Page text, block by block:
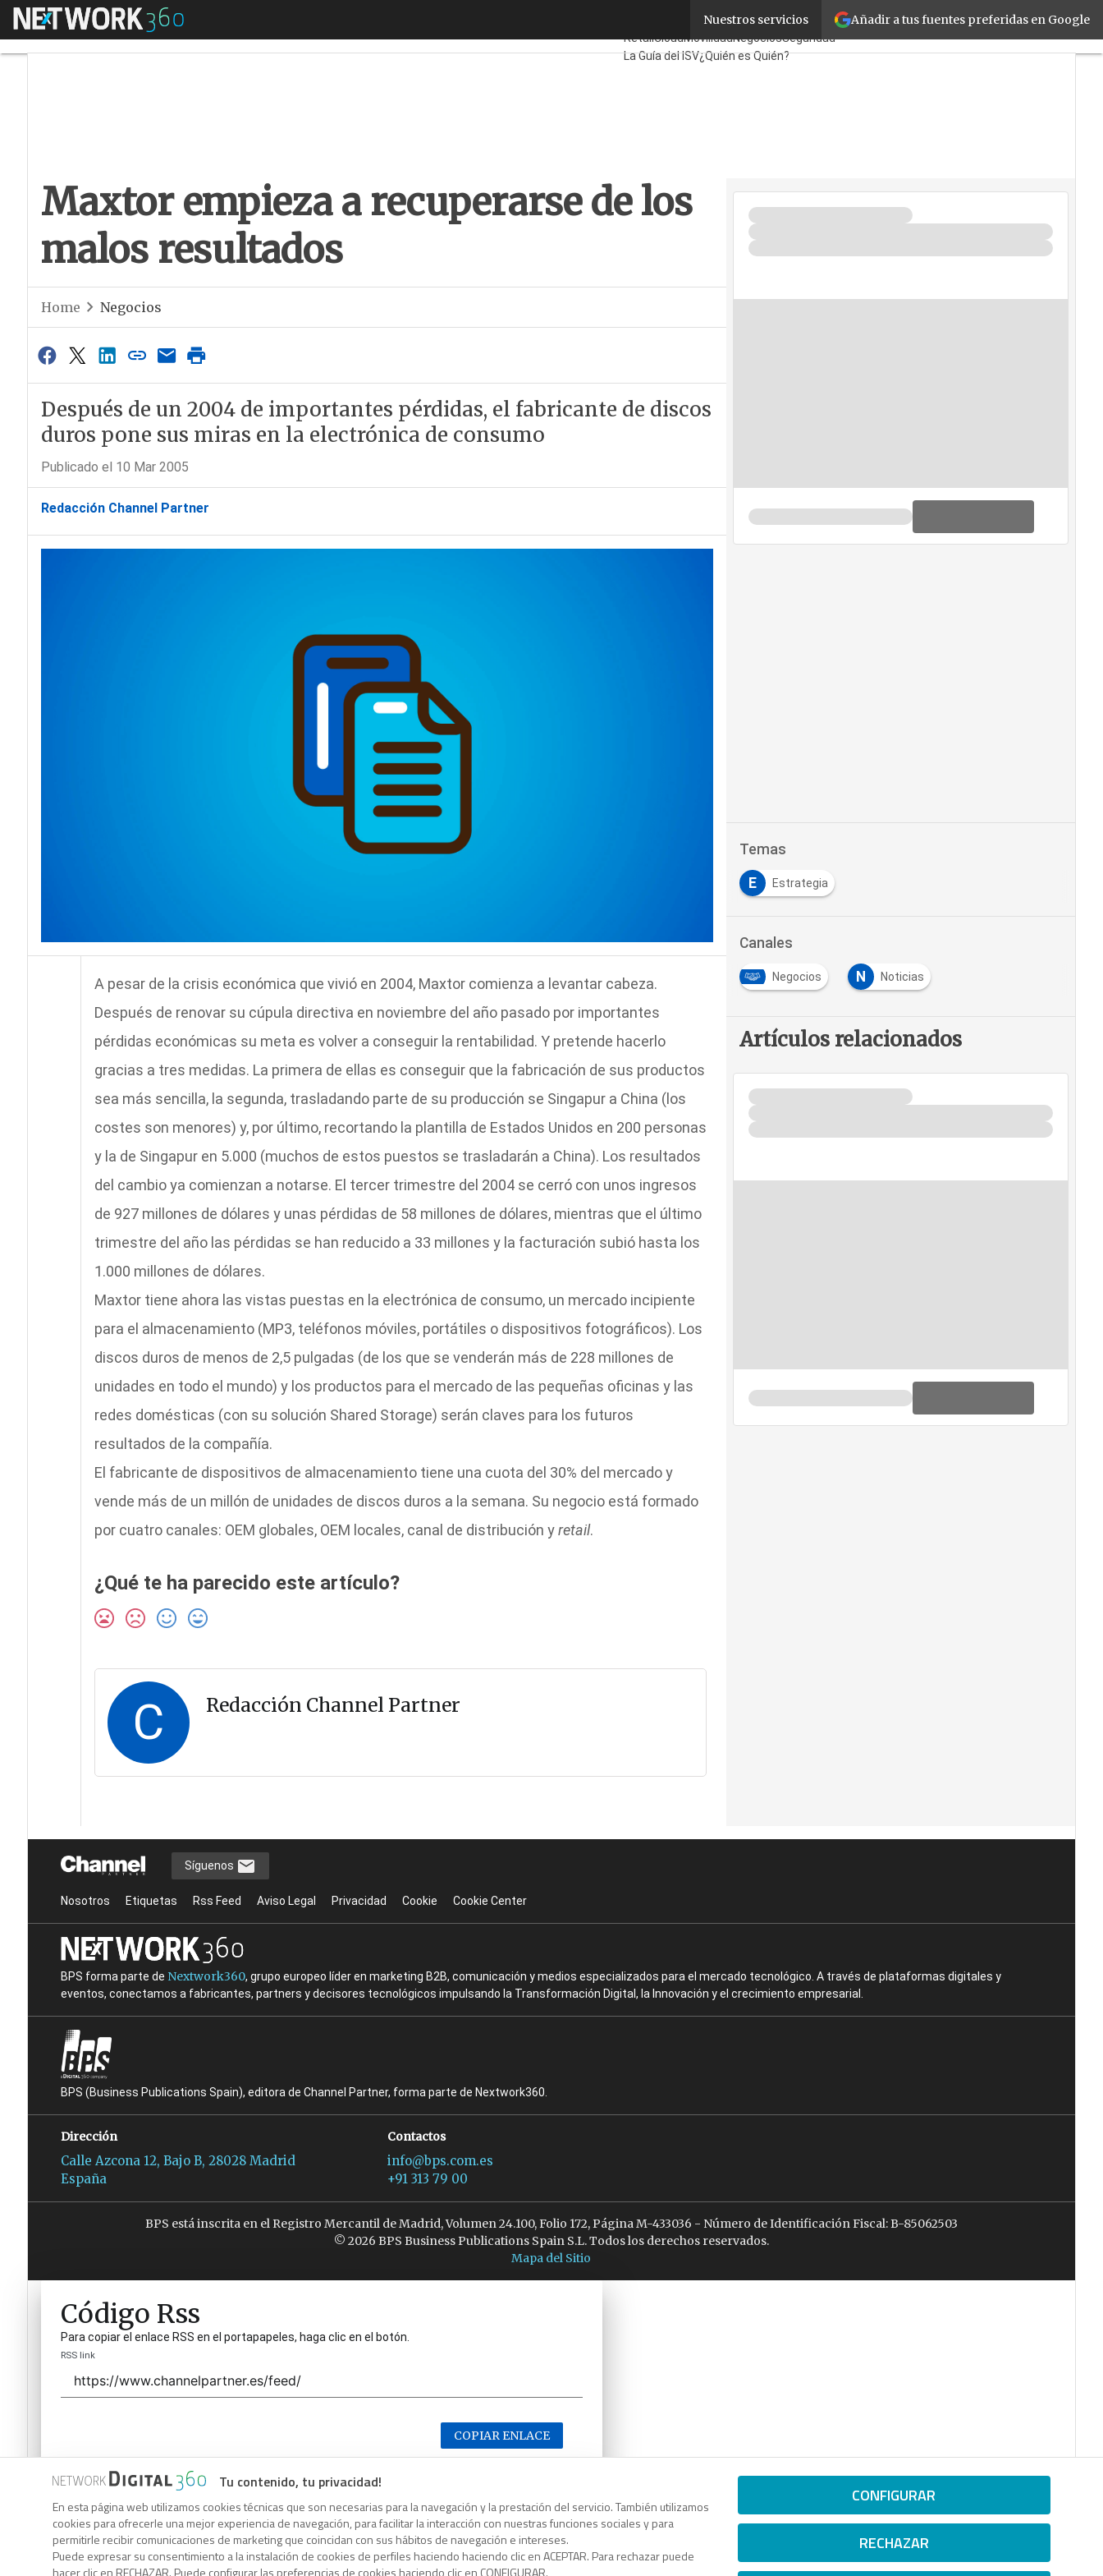
Añadir a tus fuentes preferidas en Google
Nuestros servicios
Menú MayoristasTicPymesCorporate
RetailCloudMovilidadNegociosSeguridad
La Guía del ISV¿Quién es Quién?
Maxtor empieza a recuperarse de los
malos resultados
Home Negocios
Después de un 2004 de importantes pérdidas, el fabricante de discos
duros pone sus miras en la electrónica de consumo
Publicado el 10 Mar 2005
Redacción Channel Partner
A pesar de la crisis económica que vivió en 2004, Maxtor comienza a levantar cabeza.
Después de renovar su cúpula directiva en noviembre del año pasado por importantes
pérdidas económicas su meta es volver a conseguir la rentabilidad. Y pretende hacerlo
gracias a tres medidas. La primera de ellas es conseguir que la fabricación de sus productos
sea más sencilla, la segunda, trasladando parte de su producción se Singapur a China (los
costes son menores) y, por último, recortando la plantilla de Estados Unidos en 200 personas
y la de Singapur en 5.000 (muchos de estos puestos se trasladarán a China). Los resultados
del cambio ya comienzan a notarse. El tercer trimestre del 2004 se cerró con unos ingresos
de 927 millones de dólares y unas pérdidas de 58 millones de dólares, mientras que el último
trimestre del año las pérdidas se han reducido a 33 millones y la facturación subió hasta los
1.000 millones de dólares.
Maxtor tiene ahora las vistas puestas en la electrónica de consumo, un mercado incipiente
para el almacenamiento (MP3, teléfonos móviles, portátiles o dispositivos fotográficos). Los
discos duros de menos de 2,5 pulgadas (de los que se venderán más de 228 millones de
unidades en todo el mundo) y los productos para el mercado de las pequeñas oficinas y las
redes domésticas (con su solución Shared Storage) serán claves para los futuros
resultados de la compañía.
El fabricante de dispositivos de almacenamiento tiene una cuota del 30% del mercado y
vende más de un millón de unidades de discos duros a la semana. Su negocio está formado
por cuatro canales: OEM globales, OEM locales, canal de distribución yretail.
¿Qué te ha parecido este artículo?
C Redacción Channel Partner
Temas
E Estrategia
Canales
Negocios N Noticias
Artículos relacionados
Tu contenido, tu privacidad!
En esta página web utilizamos cookies técnicas que son necesarias para la navegación y la prestación del servicio. También utilizamos
cookies para ofrecerle una mejor experiencia de navegación, para facilitar la interacción con nuestras funciones sociales y para
permitirle recibir comunicaciones de marketing que coincidan con sus hábitos de navegación e intereses.
Puede expresar su consentimiento a la instalación de cookies de perfiles haciendo haciendo clic en ACEPTAR. Para rechazar puede
hacer clic en RECHAZAR. Puede configurar las preferencias de cookies haciendo clic en CONFIGURAR.
CONFIGURAR
RECHAZAR
Síguenos
Nosotros Etiquetas Rss Feed Aviso Legal Privacidad Cookie Cookie Center
BPS forma parte de Nextwork360, grupo europeo líder en marketing B2B, comunicación y medios especializados para el mercado tecnológico. A través de plataformas digitales y
eventos, conectamos a fabricantes, partners y decisores tecnológicos impulsando la Transformación Digital, la Innovación y el crecimiento empresarial.
BPS (Business Publications Spain), editora de Channel Partner, forma parte de Nextwork360.
Dirección
Calle Azcona 12, Bajo B, 28028 Madrid
España
Contactos
info@bps.com.es
+91 313 79 00
BPS está inscrita en el Registro Mercantil de Madrid, Volumen 24.100, Folio 172, Página M-433036 - Número de Identificación Fiscal: B-85062503
© 2026 BPS Business Publications Spain S.L. Todos los derechos reservados.
Mapa del Sitio
Código Rss
Para copiar el enlace RSS en el portapapeles, haga clic en el botón.
RSS link
COPIAR ENLACE
Código Rss
Para copiar el enlace RSS en el portapapeles, haga clic en el botón.